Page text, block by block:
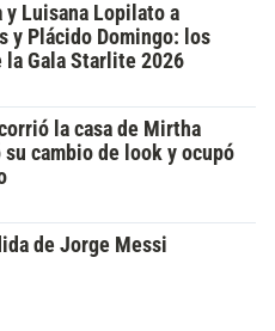
y Luisana Lopilato a
y Plácido Domingo: los
la Gala Starlite 2026
la casa de Mirtha
su cambio de look y ocupó
de Jorge Messi